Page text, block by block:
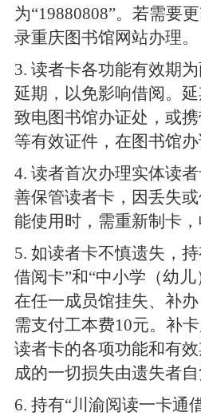
为“19880808”。若需要
录重庆图书馆网站办理。
3. 读者卡各功能有效期
延期，以免影响借阅。
致电图书馆办证处，或
等有效证件，在图书馆办
4. 读者首次办理实体读
善保管读者卡，因丢失
能使用时，需重新制卡
5. 如读者卡不慎遗失，
借阅卡”和“中小学（幼
在任一成员馆挂失、补
需支付工本费10元。补
读者卡的各项功能和有
成的一切损失由遗失者自
6. 持有“川渝阅读一卡通